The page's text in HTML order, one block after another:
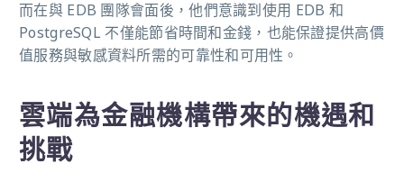
而在與 EDB 團隊會面後，他們意識到使用 EDB 和
PostgreSQL 不僅能節省時間和金錢，也能保證提供高價
值服務與敏感資料所需的可靠性和可用性。
雲端為金融機構帶來的機遇和
挑戰